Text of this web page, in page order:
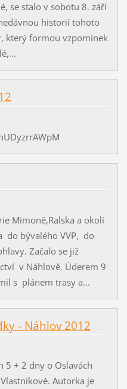
se stalo v sobotu 8. září
historií tohoto
který formou vzpomínek
Mimoně,Ralska a okolí
do bývalého VVP, do
Začalo se již
v Náhlově. Úderem 9
s plánem trasy a...
- Náhlov 2012
5 + 2 dny o Oslavách
Autorka je